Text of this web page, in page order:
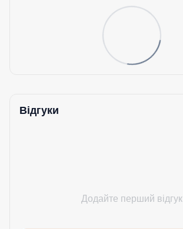
Відгуки
Додайте перший відгук